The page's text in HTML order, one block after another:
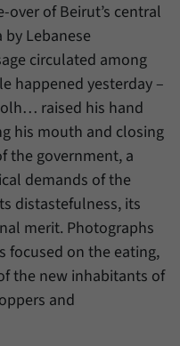
of Beirut’s central
Lebanese
circulated among
happened yesterday –
raised his hand
his mouth and closing
the government, a
demands of the
distastefulness, its
merit. Photographs
focused on the eating,
the new inhabitants of
and
Studien e.V.
Ihre Consent-
anderem eine zufällig
historische Speicherung
Einstellungen, falls der
dies eingestellt hat.
können wir Informationen
Internetseite
die Besucher-ID.
anzeigen